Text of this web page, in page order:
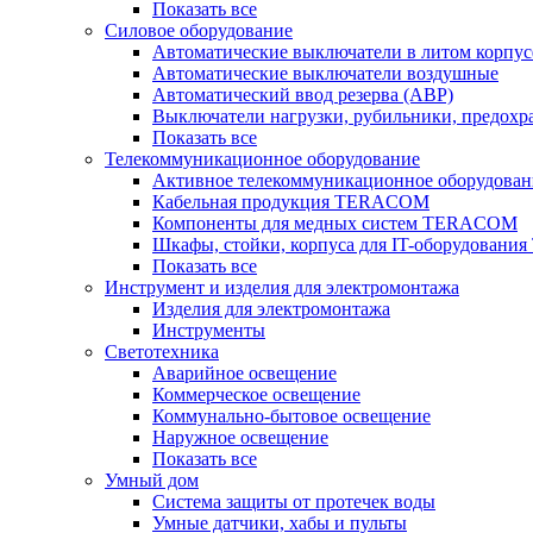
Показать все
Силовое оборудование
Автоматические выключатели в литом
Автоматические выключатели воздушные
Автоматический ввод резерва (АВР)
Выключатели нагрузки, рубильники,
Показать все
Телекоммуникационное оборудование
Активное телекоммуникационное
Кабельная продукция TERACOM
Компоненты для медных систем TERACOM
Шкафы, стойки, корпуса для IT-
Показать все
Инструмент и изделия для электромонтажа
Изделия для электромонтажа
Инструменты
Светотехника
Аварийное освещение
Коммерческое освещение
Коммунально-бытовое освещение
Наружное освещение
Показать все
Умный дом
Система защиты от протечек воды
Умные датчики, хабы и пульты